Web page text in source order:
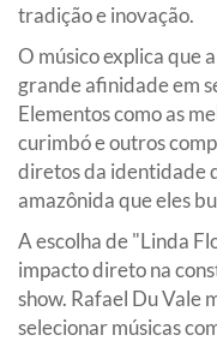
tradição e inovação.
O músico explica que
grande afinidade em
Elementos como as
curimbó e outros
diretos da identidade
amazônida que eles
A escolha de "Linda
impacto direto na
show. Rafael Du Vale
selecionar músicas